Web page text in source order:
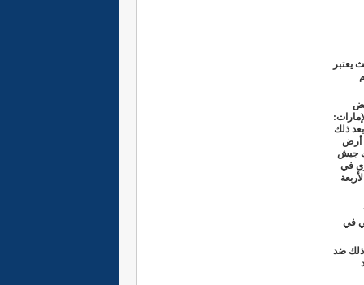
يعتبر
ذلك
أرض
إلى سنة 1934م.. وبعد ذلك جيش
في
في
ذلك ضد